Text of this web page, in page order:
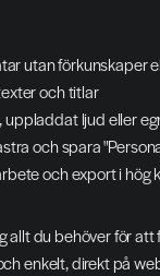
utan förkunskaper
och titlar
uppladdat ljud eller
och spara
och export i hög
allt du behöver för
enkelt, direkt på